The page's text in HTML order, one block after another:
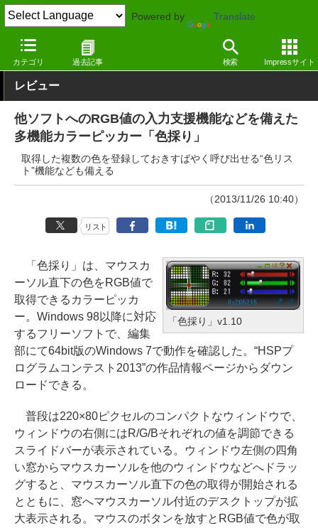
Powered by Translate
カテゴリ 過去記事 検索 Impressサイト
窓の杜 システム・ファイル Windows
レビュー
他ソフトへのRGB値の入力支援機能などを備えた
多機能カラーピッカー「色採り」
取得した複数の色を登録しておきすばやく呼び出せる“色リス
ト”機能なども備える
（2013/11/26 10:40）
リスト
「色採り」v1.10
「色採り」は、マウスカ
ーソル直下の色をRGB値で
取得できるカラーピッカ
ー。Windows 98以降に対応
するフリーソフトで、編集
部にて64bit版のWindows 7で動作を確認した。“HSPプ
ログラムコンテスト2013”の作品情報ページからダウン
ロードできる。
普段は220×80ピクセルのコンパクトなウィンドウで、
ウィンドウの右側にはR/G/Bそれぞれの値を調節できる
スライドバーが表示されている。ウィンドウ左側の四角
い窓からマウスカーソルを他のウィンドウなどへドラッ
グすると、マウスカーソル直下の色の取得が開始される
とともに、窓へマウスカーソル付近のデスクトップが拡
大表示される。マウスのボタンを放すとRGB値で色が取